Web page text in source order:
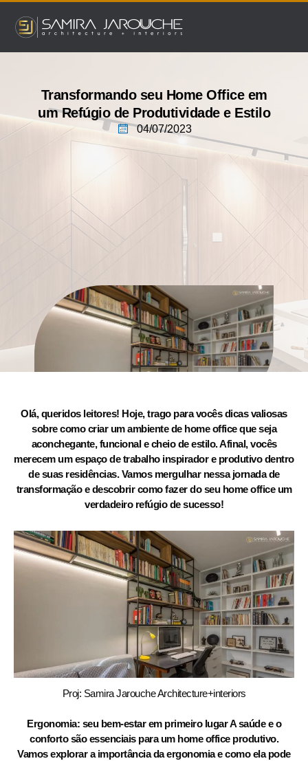
para
conteúdo
Transformando seu Home Office em
um Refúgio de Produtividade e Estilo
04/07/2023
Olá, queridos leitores! Hoje, trago para vocês dicas valiosas
sobre como criar um ambiente de home office que seja
aconchegante, funcional e cheio de estilo. Afinal, vocês
merecem um espaço de trabalho inspirador e produtivo dentro
de suas residências. Vamos mergulhar nessa jornada de
transformação e descobrir como fazer do seu home office um
verdadeiro refúgio de sucesso!
Proj: Samira Jarouche Architecture+interiors
Ergonomia: seu bem-estar em primeiro lugar A saúde e o
conforto são essenciais para um home office produtivo.
Vamos explorar a importância da ergonomia e como ela pode